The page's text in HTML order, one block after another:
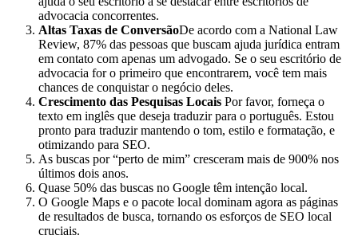
advocacia concorrentes.
Altas Taxas de ConversãoDe acordo com a National Law
Review, 87% das pessoas que buscam ajuda jurídica entram
em contato com apenas um advogado. Se o seu escritório de
advocacia for o primeiro que encontrarem, você tem mais
chances de conquistar o negócio deles.
Crescimento das Pesquisas Locais Por favor, forneça o
texto em inglês que deseja traduzir para o português. Estou
pronto para traduzir mantendo o tom, estilo e formatação, e
otimizando para SEO.
As buscas por “perto de mim” cresceram mais de 900% nos
últimos dois anos.
Quase 50% das buscas no Google têm intenção local.
O Google Maps e o pacote local dominam agora as páginas
de resultados de busca, tornando os esforços de SEO local
cruciais.